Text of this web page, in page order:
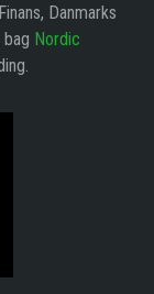
Danmarks
bag Nordic